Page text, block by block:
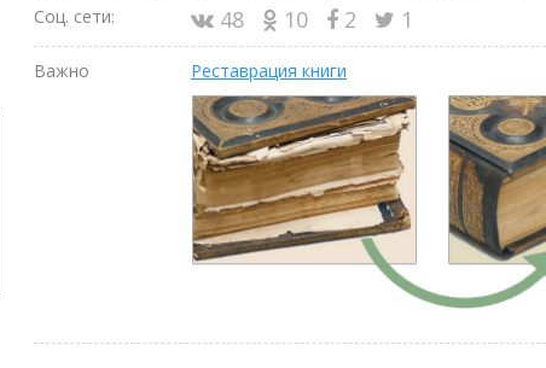
Соц. сети: 48 10 2 1
Важно Реставрация книги